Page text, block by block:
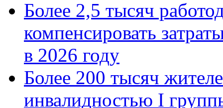
Более 2,5 тысяч
компенсировать
в 2026 году
Более 200 тысяч
инвалидностью I